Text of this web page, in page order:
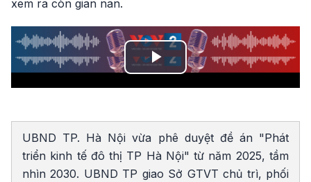
xem ra còn gian nan.
Play
UBND TP. Hà Nội vừa phê duyệt đề án "Phát
triển kinh tế đô thị TP Hà Nội" từ năm 2025, tầm
nhìn 2030. UBND TP giao Sở GTVT chủ trì, phối